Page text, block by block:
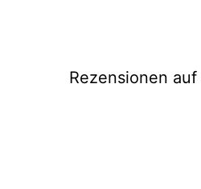
Rezensionen